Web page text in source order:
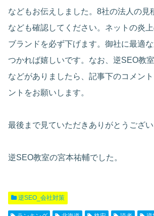
などもお伝えしました。8社の法人の見
なども確認してください。ネットの炎
ブランドを必ず下げます。御社に最適
つかれば嬉しいです。なお、逆SEO教
などがありましたら、記事下のコメン
ントをお願いします。
最後まで見ていただきありがとうござい
逆SEO教室の宮本祐輔でした。
逆SEO_会社対策